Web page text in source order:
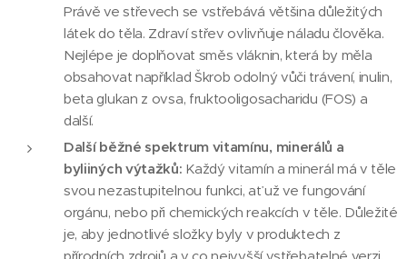
Právě ve střevech se vstřebává většina důležitých
látek do těla. Zdraví střev ovlivňuje náladu člověka.
Nejlépe je doplňovat směs vláknin, která by měla
obsahovat například Škrob odolný vůči trávení, inulin,
beta glukan z ovsa, fruktooligosacharidu (FOS) a
další.
Další běžné spektrum vitamínu, minerálů a
byliiných výtažků: Každý vitamín a minerál má v těle
svou nezastupitelnou funkci, ať už ve fungování
orgánu, nebo při chemických reakcích v těle. Důležité
je, aby jednotlivé složky byly v produktech z